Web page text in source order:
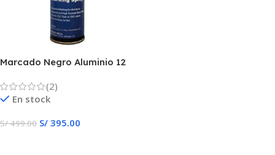
Marcado Negro Aluminio 12
(2)
En stock
S/499.00 S/ 395.00